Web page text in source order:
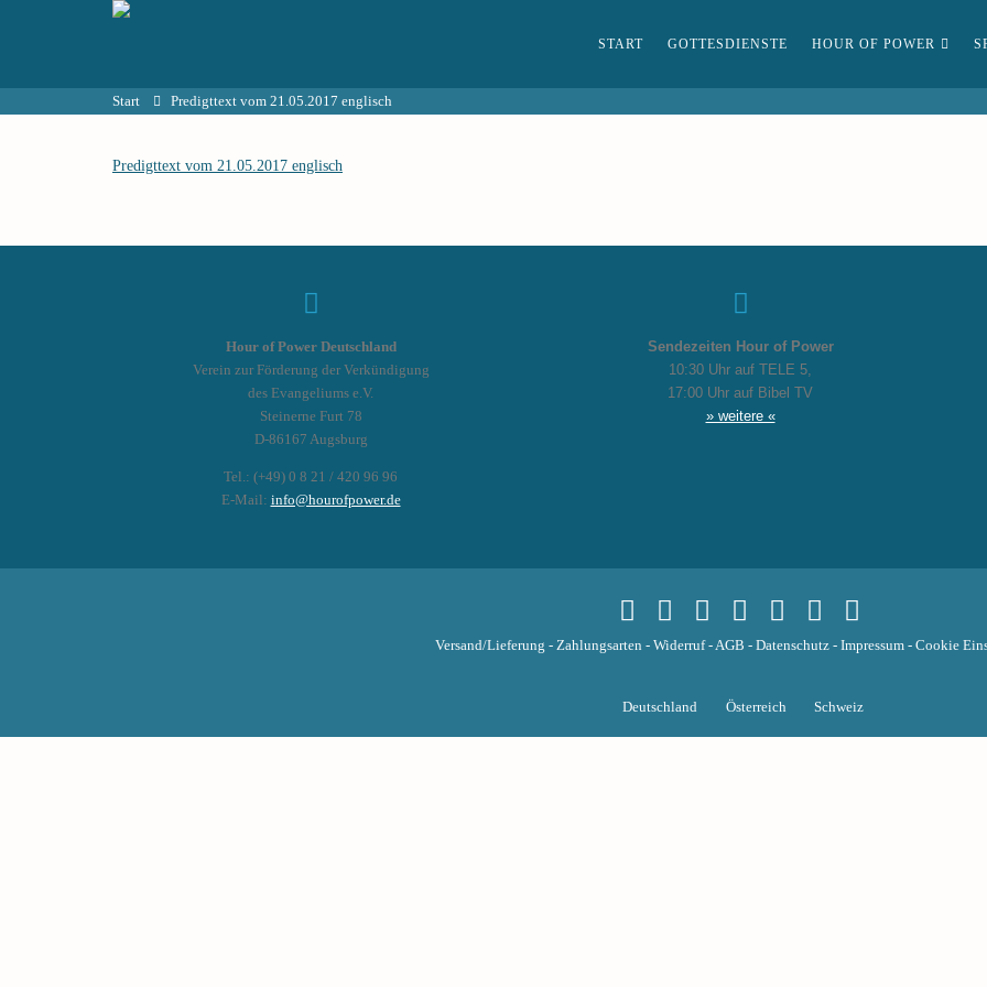
START GOTTESDIENSTE HOUR OF POWER
Start Predigttext vom 21.05.2017 englisch
Predigttext vom 21.05.2017 englisch
Hour of Power Deutschland
Verein zur Förderung der Verkündigung
des Evangeliums e.V.
Steinerne Furt 78
D-86167 Augsburg
Tel.: (+49) 0 8 21 / 420 96 96
E-Mail: info@hourofpower.de
Sendezeiten Hour of Power
10:30 Uhr auf TELE 5,
17:00 Uhr auf Bibel TV
» weitere «
Versand/Lieferung - Zahlungsarten - Widerruf-AGB - Datenschutz- Impressum- Cookie
Deutschland Österreich Schweiz